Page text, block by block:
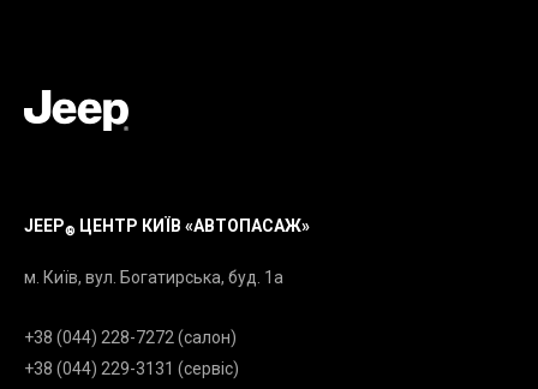
JEEP® ЦЕНТР КИЇВ «АВТОПАСАЖ»
м. Київ, вул. Богатирська, буд. 1а
+38 (044) 228-7272 (салон)
+38 (044) 229-3131 (сервіс)